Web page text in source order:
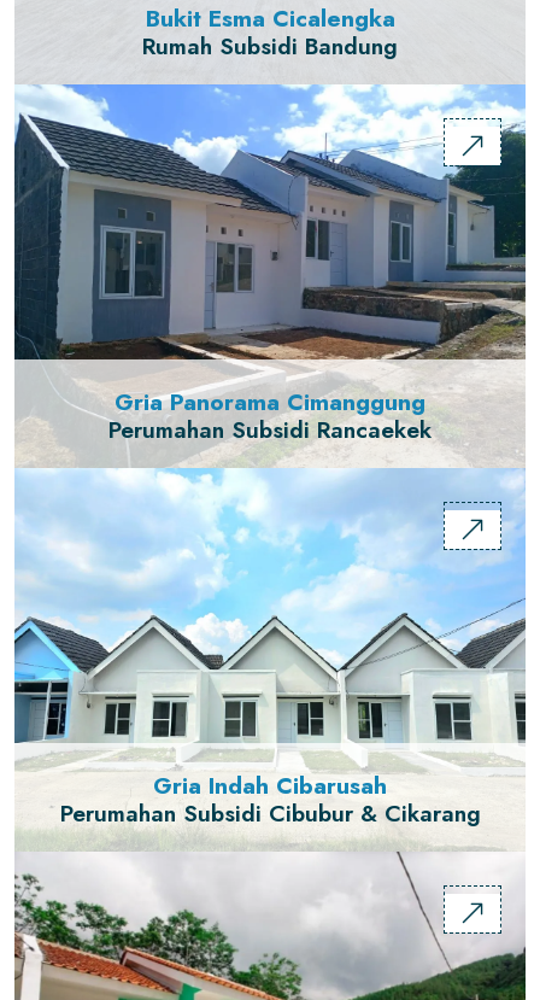
Bukit Esma Cicalengka
Rumah Subsidi Bandung
Gria Panorama Cimanggung
Perumahan Subsidi Rancaekek
Gria Indah Cibarusah
Perumahan Subsidi Cibubur & Cikarang